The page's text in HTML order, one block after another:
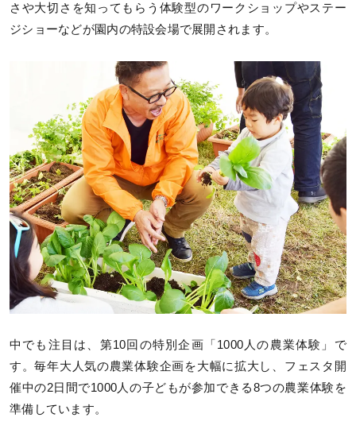
さや大切さを知ってもらう体験型のワークショップやステー
ジショーなどが園内の特設会場で展開されます。
中でも注目は、第10回の特別企画「1000人の農業体験」で
す。毎年大人気の農業体験企画を大幅に拡大し、フェスタ開
催中の2日間で1000人の子どもが参加できる8つの農業体験を
準備しています。